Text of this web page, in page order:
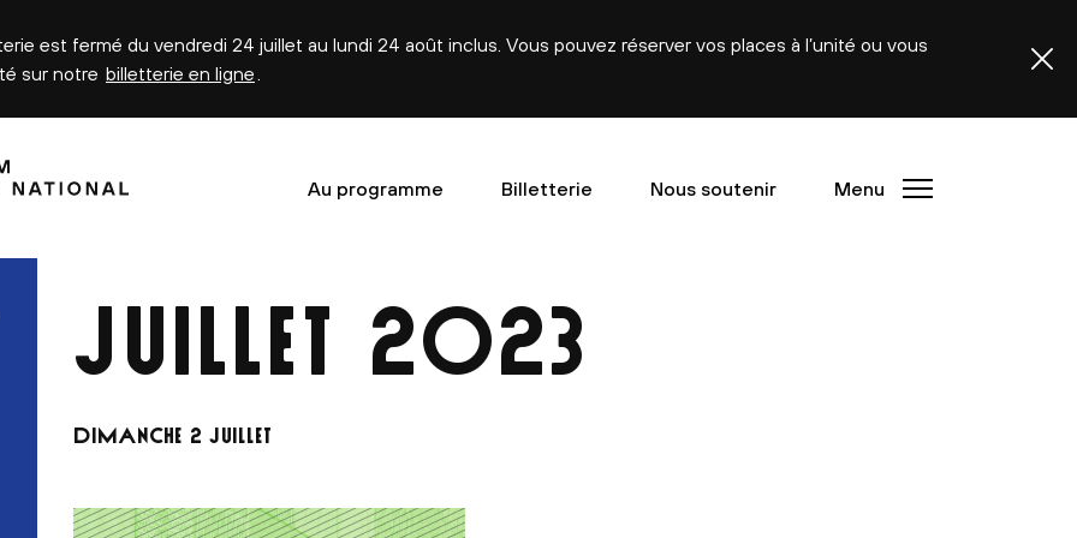
est fermé du vendredi 24 juillet au lundi 24 août inclus. Vous pouvez réserver vos places à l’unité ou vous
sur notre billetterie en ligne
Au programme Billetterie Nous soutenir Menu
JUILLET 2023
DIMANCHE 2 JUILLET